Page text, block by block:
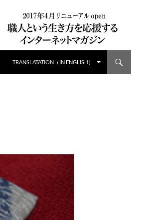
TRANSLATATION（IN ENGLISH）